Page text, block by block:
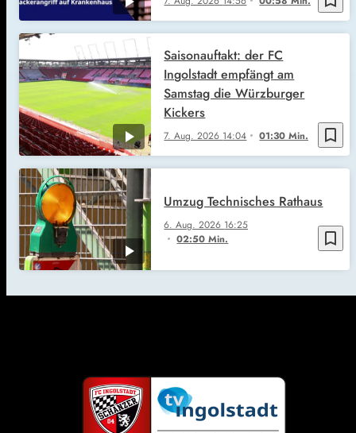
bookmark_border
7. Aug. 2026 14:04 01:30 Min.
Saisonauftakt: der FC
Ingolstadt empfängt am
Samstag die Würzburger
Kickers
bookmark_border
6. Aug. 2026 16:25
02:50 Min.
Umzug Technisches Rathaus